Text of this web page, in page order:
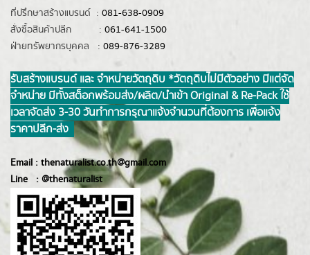
ที่ปรึกษาสร้างแบรนด์ : 081-638-0909
สั่งซื้อสินค้าปลีก : 061-641-1500
ฝ่ายทรัพยากรบุคคล : 089-876-3289
รับสร้างแบรนด์ และ จำหน่ายวัตถุดิบ *วัตถุดิบไม่มีตัวอย่าง มีแต่จัด
จำหน่าย มีทั้งสต็อกพร้อมส่ง/ผลิต/นำเข้า Original & Re-Pack ใช้
เวลาจัดส่ง 3-30 วันทำการ กรุณาแจ้งจำนวนที่ต้องการ เพื่อแจ้ง
ราคาปลีก-ส่ง
Email : thenaturalist.co.th@gmail.com
Line : @thenaturalist